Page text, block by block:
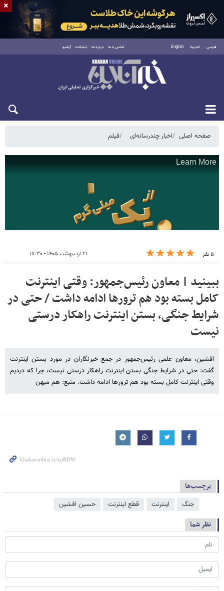
فارسی العربية English تماس با ما درباره ما تبلیغات آرشیو
یکشنبه ۱۸ مرداد ۱۴۰۵
صفحه اصلی اخبار چندرسانه‌ای فیلم
۵ نفر ۲۱ اردیبهشت ۱۴۰۵ - ۱۷:۳۰
ببینید | معاون رئیس‌جمهور: وقتی اینترنت
کامل بسته بود هم ترورها ادامه داشت / حتی در
شرایط جنگی، بستن اینترنت راهکار درستی
نیست
افشین، معاون علمی رئیس‌جمهور در جمع خبرنگاران در مورد بستن اینترنت
گفت: حتی در شرایط جنگی بستن اینترنت راهکار درستی نیست، چرا که دیدیم
وقتی اینترنت کامل بسته بود هم ترورها ادامه داشت. منبع: هم میهن
برچسب‌ها
جنگ اینترنت قطع اینترنت حسین افشین
نظر شما
×